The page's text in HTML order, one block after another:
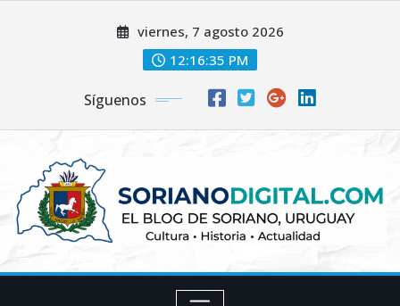
viernes, 7 agosto 2026
12:16:36 PM
Síguenos